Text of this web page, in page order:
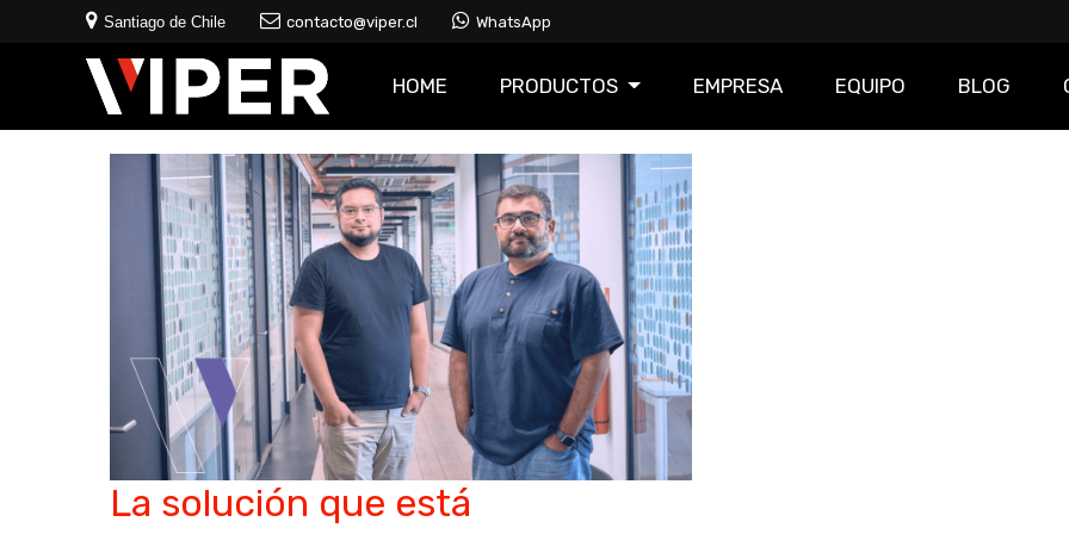
Santiago de Chile contacto@viper.cl WhatsApp
HOME PRODUCTOS EMPRESA EQUIPO BLOG
La solución que está